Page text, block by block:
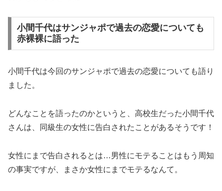
小間千代はサンジャポで過去の恋愛についても
赤裸裸に語った
小間千代は今回のサンジャポで過去の恋愛についても語り
ました。
どんなことを語ったのかというと、高校生だった小間千代
さんは、同級生の女性に告白されたことがあるそうです！
女性にまで告白されるとは…男性にモテることはもう周知
の事実ですが、まさか女性にまでモテるなんて。